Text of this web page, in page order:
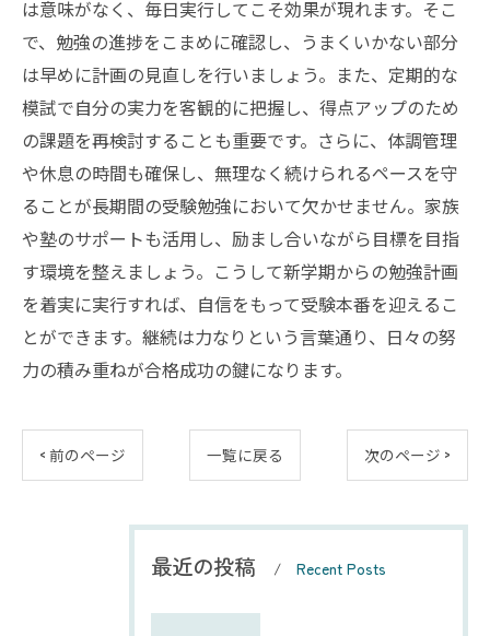
は意味がなく、毎日実行してこそ効果が現れます。そこ
で、勉強の進捗をこまめに確認し、うまくいかない部分
は早めに計画の見直しを行いましょう。また、定期的な
模試で自分の実力を客観的に把握し、得点アップのため
の課題を再検討することも重要です。さらに、体調管理
や休息の時間も確保し、無理なく続けられるペースを守
ることが長期間の受験勉強において欠かせません。家族
や塾のサポートも活用し、励まし合いながら目標を目指
す環境を整えましょう。こうして新学期からの勉強計画
を着実に実行すれば、自信をもって受験本番を迎えるこ
とができます。継続は力なりという言葉通り、日々の努
力の積み重ねが合格成功の鍵になります。
< 前のページ 一覧に戻る 次のページ >
最近の投稿 Recent Posts